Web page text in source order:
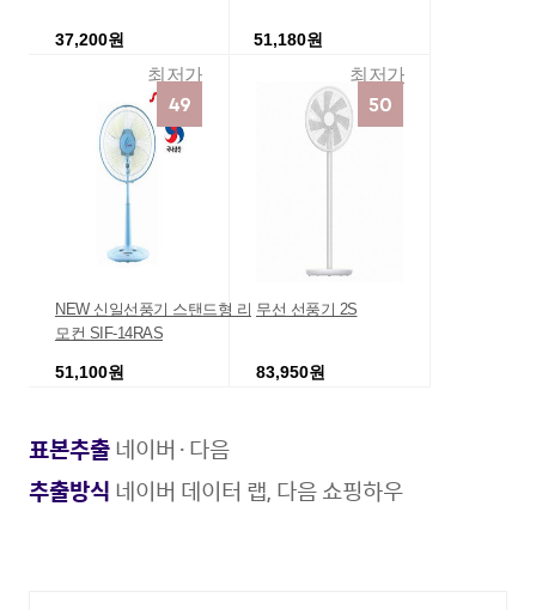
37,200원
최저가
51,180원
최저가
NEW 신일선풍기 스탠드형 리
모컨 SIF-14RAS
51,100원
무선 선풍기 2S
83,950원
표본추출네이버·다음
추출방식 네이버 데이터 랩, 다음 쇼핑하우